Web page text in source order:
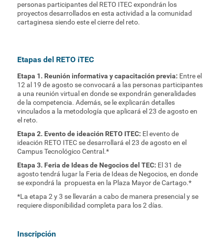
personas participantes del RETO ITEC expondrán los
proyectos desarrollados en esta actividad a la comunidad
cartaginesa siendo este el cierre del reto.
Etapas del RETO iTEC
Etapa 1. Reunión informativa y capacitación previa: Entre el
12 al 19 de agosto se convocará a las personas participantes
a una reunión virtual en donde se expondrán generalidades
de la competencia. Además, se le explicarán detalles
vinculados a la metodología que aplicará el 23 de agosto en
el reto.
Etapa 2. Evento de ideación RETO ITEC: El evento de
ideación RETO ITEC se desarrollará el 23 de agosto en el
Campus Tecnológico Central.*
Etapa 3. Feria de Ideas de Negocios del TEC: El 31 de
agosto tendrá lugar la Feria de Ideas de Negocios, en donde
se expondrá la propuesta en la Plaza Mayor de Cartago.*
*La etapa 2 y 3 se llevarán a cabo de manera presencial y se
requiere disponibilidad completa para los 2 días.
Inscripción